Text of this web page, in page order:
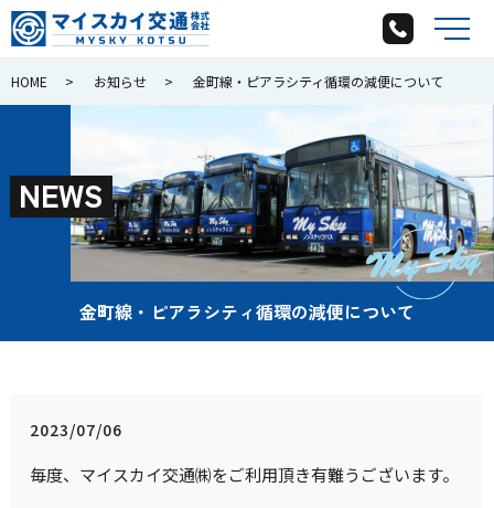
メ
HOME お知らせ 金町線・ピアラシティ循環の減便について
NEWS
金町線・ピアラシティ循環の減便について
2023/07/06
毎度、マイスカイ交通㈱をご利用頂き有難うございます。